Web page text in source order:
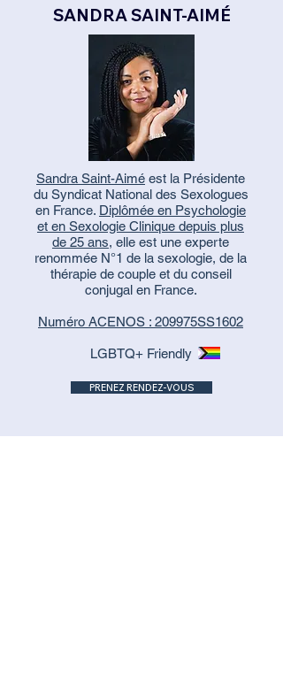
SANDRA SAINT-AIMÉ
Sandra Saint-Aimé est la Présidente
du Syndicat National des Sexologues
en France. Diplômée en Psychologie
et en Sexologie Clinique depuis plus
de 25 ans, elle est une experte
renommée N°1 de la sexologie, de la
thérapie de couple et du conseil
conjugal en France.
Numéro ACENOS : 209975SS1602
LGBTQ+ Friendly
PRENEZ RENDEZ-VOUS
Contact et Info